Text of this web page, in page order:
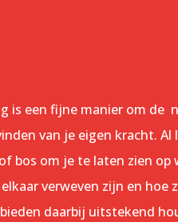
is een fijne manier om de
van je eigen kracht. Al
bos om je te laten zien op
verweven zijn en hoe
daarbij uitstekend